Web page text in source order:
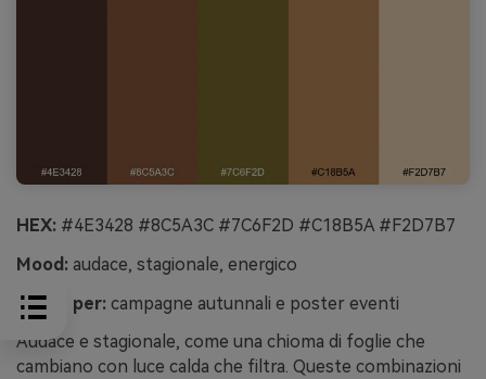
HEX: #4E3428 #8C5A3C #7C6F2D #C18B5A #F2D7B7
Mood: audace, stagionale, energico
Ideale per: campagne autunnali e poster eventi
Audace e stagionale, come una chioma di foglie che
cambiano con luce calda che filtra. Queste combinazioni